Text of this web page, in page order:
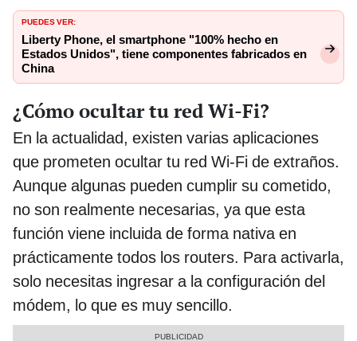
PUEDES VER:
Liberty Phone, el smartphone "100% hecho en
Estados Unidos", tiene componentes fabricados en
China
¿Cómo ocultar tu red Wi-Fi?
En la actualidad, existen varias aplicaciones
que prometen ocultar tu red Wi-Fi de extraños.
Aunque algunas pueden cumplir su cometido,
no son realmente necesarias, ya que esta
función viene incluida de forma nativa en
prácticamente todos los routers. Para activarla,
solo necesitas ingresar a la configuración del
módem, lo que es muy sencillo.